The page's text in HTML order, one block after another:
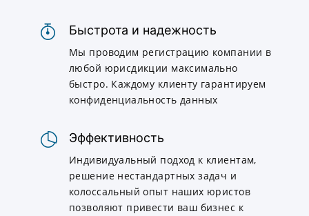
Быстрота и надежность
Мы проводим регистрацию компании в
любой юрисдикции максимально
быстро. Каждому клиенту гарантируем
конфиденциальность данных
Эффективность
Индивидуальный подход к клиентам,
решение нестандартных задач и
колоссальный опыт наших юристов
позволяют привести ваш бизнес к